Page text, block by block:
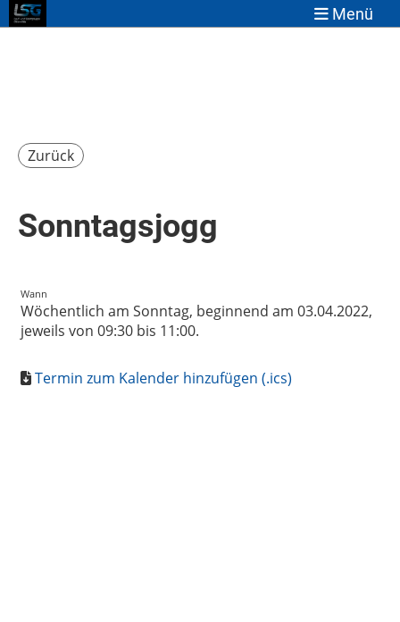
Menü
Zurück
Sonntagsjogg
Wann
Wöchentlich am Sonntag, beginnend am 03.04.2022,
jeweils von 09:30 bis 11:00.
Termin zum Kalender hinzufügen (.ics)